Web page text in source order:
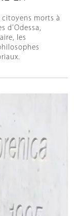
citoyens morts à
d’Odessa,
les